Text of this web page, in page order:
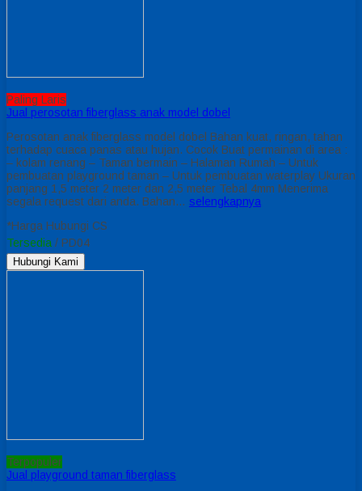
Paling Laris
Jual perosotan fiberglass anak model dobel
Perosotan anak fiberglass model dobel Bahan kuat, ringan, tahan
terhadap cuaca panas atau hujan. Cocok Buat permainan di area :
– kolam renang – Taman bermain – Halaman Rumah – Untuk
pembuatan playground taman – Untuk pembuatan waterplay Ukuran
panjang 1,5 meter 2 meter dan 2,5 meter Tebal 4mm Menerima
segala request dari anda. Bahan… selengkapnya
*Harga Hubungi CS
Tersedia / PD04
Hubungi Kami
Terpopuler
Jual playground taman fiberglass